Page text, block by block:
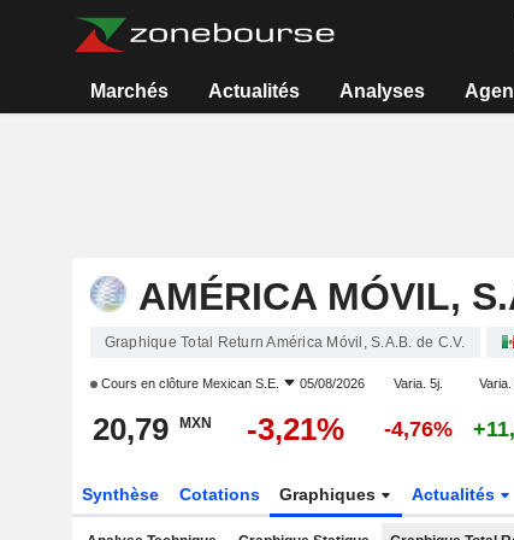
Marchés Actualités Analyses
AMÉRICA MÓVIL,
Graphique Total Return América Móvil, S.A.B. de C.V.
Cours en clôture Mexican S.E. 05/08/2026 Varia. 5j. Varia.
20,79 MXN -3,21% -4,76%
Synthèse Cotations Graphiques Actualités